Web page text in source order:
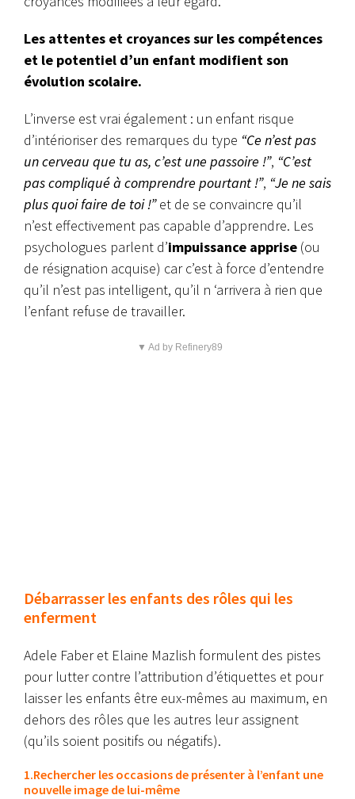
Les attentes et croyances sur les compétences
et le potentiel d’un enfant modifient son
évolution scolaire.
L’inverse est vrai également : un enfant risque
d’intérioriser des remarques du type “Ce n’est pas
un cerveau que tu as, c’est une passoire !”, “C’est
pas compliqué à comprendre pourtant !”, “Je ne sais
plus quoi faire de toi !”et de se convaincre qu’il
n’est effectivement pas capable d’apprendre. Les
psychologues parlent d’impuissance apprise (ou
de résignation acquise) car c’est à force d’entendre
qu’il n’est pas intelligent, qu’il n ‘arrivera à rien que
l’enfant refuse de travailler.
▼ Ad by Refinery89
Débarrasser les enfants des rôles qui les
enferment
Adele Faber et Elaine Mazlish formulent des pistes
pour lutter contre l’attribution d’étiquettes et pour
laisser les enfants être eux-mêmes au maximum, en
dehors des rôles que les autres leur assignent
(qu’ils soient positifs ou négatifs).
1.Rechercher les occasions de présenter à l’enfant une
nouvelle image de lui-même